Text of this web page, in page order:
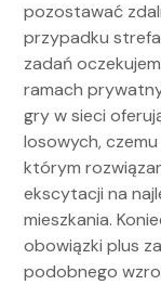
pozostawać
przypadku
zadań
ramach
gry w sieci
losowych,
którym
ekscytacji na
mieszkania.
obowiązki plus
podobnego